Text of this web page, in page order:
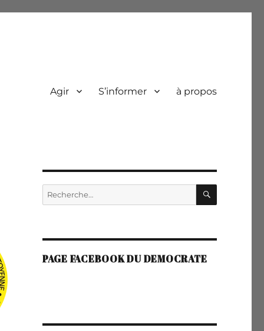
Agir S’informer à propos
Recherche
pour :
PAGE FACEBOOK DU DEMOCRATE